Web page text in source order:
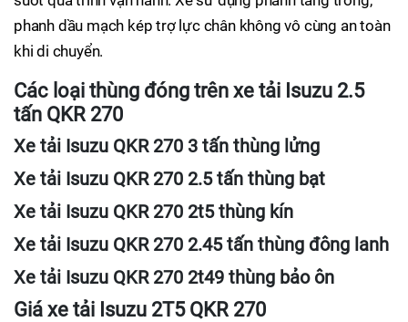
phanh dầu mạch kép trợ lực chân không vô cùng an toàn
khi di chuyển.
Các loại thùng đóng trên xe tải Isuzu 2.5
tấn QKR 270
Xe tải Isuzu QKR 270 3 tấn thùng lửng
Xe tải Isuzu QKR 270 2.5 tấn thùng bạt
Xe tải Isuzu QKR 270 2t5 thùng kín
Xe tải Isuzu QKR 270 2.45 tấn thùng đông lanh
Xe tải Isuzu QKR 270 2t49 thùng bảo ôn
Giá xe tải Isuzu 2T5 QKR 270